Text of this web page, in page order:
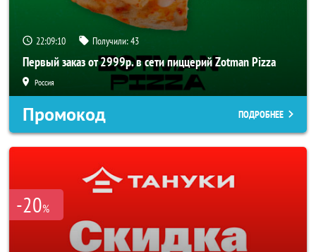
22:09:10 Получили:43
Первый заказ от 2999р. в сети пиццерий Zotman Pizza
Россия
Промокод ПОДРОБНЕЕ
-20%